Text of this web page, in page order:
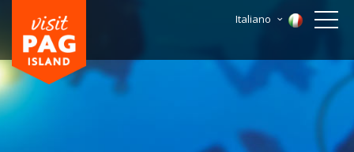
Italiano